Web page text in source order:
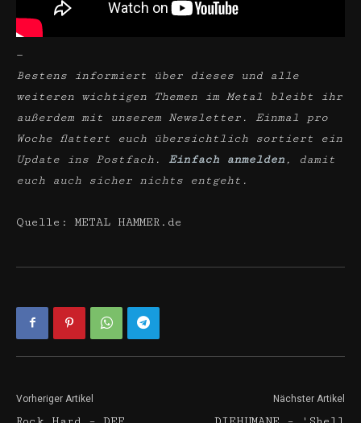
—
Bestens informiert über dieses und alle
weiteren wichtigen Themen im Metal bleibt ihr
außerdem mit unserem Newsletter. Einmal pro
Woche flattert euch übersichtlich sortiert ein
Update ins Postfach.
Einfach anmelden , damit
euch auch sicher nichts entgeht.
Quelle: METAL HAMMER.de
Vorheriger Artikel Nächster Artikel